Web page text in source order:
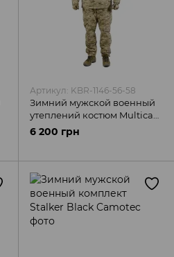
Артикул: KBR-1146-56-58
Зимний мужской военный
утеплений костюм Multicam
Kiborg
6 200 грн